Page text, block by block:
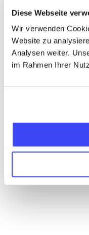
Diese Webseite
Wir verwenden
Website zu
Analysen weiter.
im Rahmen Ihrer